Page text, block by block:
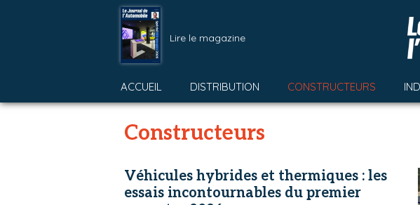
Lire le magazine
ACCUEIL DISTRIBUTION CONSTRUCTEURS
Constructeurs
Véhicules hybrides et thermiques : les
essais incontournables du premier